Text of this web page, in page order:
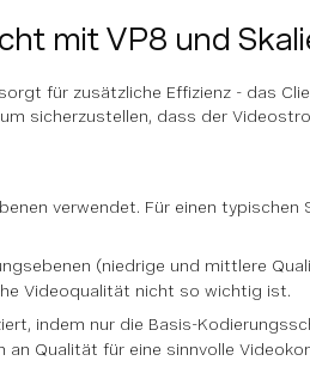
mit VP8 und
für zusätzliche Effizienz - das
sicherzustellen, dass der
verwendet. Für einen
(niedrige und mittlere
Videoqualität nicht so wichtig ist.
indem nur die Basis-
Qualität für eine sinnvolle